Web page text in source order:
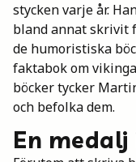
stycken varje år.
bland annat skrivit
de humoristiska
faktabok om
böcker tycker
och befolka dem.
En medalj